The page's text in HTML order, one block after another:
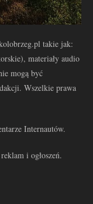
takie jak:
materiały audio
mogą być
Wszelkie prawa
Internautów.
i ogłoszeń.